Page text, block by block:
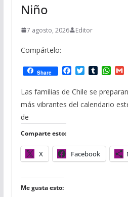
Niño
7 agosto, 2026 Editor
Compártelo:
Share
F
c
e
b
T
i
t
t
T
m
b
l
W
a
t
s
a
i
l
Las familias de Chile se
más vibrantes del calendario
de
Comparte esto:
X Facebook
Me gusta esto: